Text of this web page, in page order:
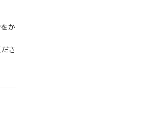
か
ださ